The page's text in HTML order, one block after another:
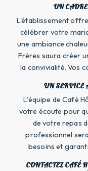
UN
L'établissement
célébrer votre
une ambiance
Frères saura créer
la convivialité. Vos
UN SERVICE
L'équipe de Café
votre écoute pour
de votre repas
professionnel
besoins et
CONTACTEZ CAFÉ